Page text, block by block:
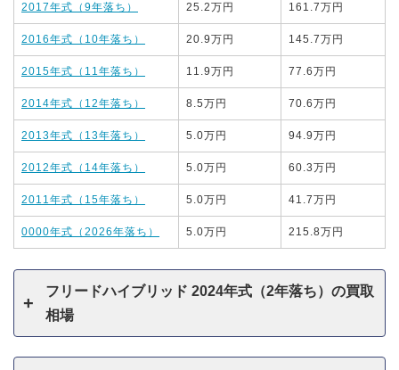
2017年式（9年落ち） 25.2万円 161.7万円
2016年式（10年落ち） 20.9万円 145.7万円
2015年式（11年落ち） 11.9万円 77.6万円
2014年式（12年落ち） 8.5万円 70.6万円
2013年式（13年落ち） 5.0万円 94.9万円
2012年式（14年落ち） 5.0万円 60.3万円
2011年式（15年落ち） 5.0万円 41.7万円
0000年式（2026年落ち） 5.0万円 215.8万円
フリードハイブリッド 2024年式（2年落ち）の買取
相場